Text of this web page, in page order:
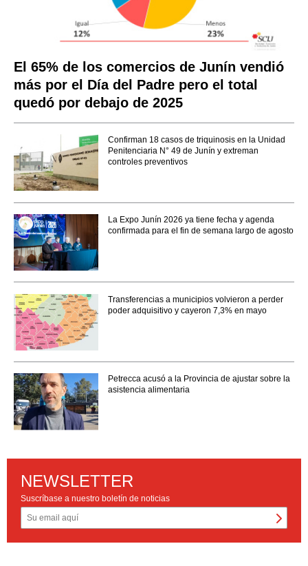
El 65% de los comercios de Junín vendió
más por el Día del Padre pero el total
quedó por debajo de 2025
Confirman 18 casos de triquinosis en la Unidad
Penitenciaria N° 49 de Junín y extreman
controles preventivos
La Expo Junín 2026 ya tiene fecha y agenda
confirmada para el fin de semana largo de agosto
Transferencias a municipios volvieron a perder
poder adquisitivo y cayeron 7,3% en mayo
Petrecca acusó a la Provincia de ajustar sobre la
asistencia alimentaria
NEWSLETTER
Suscríbase a nuestro boletín de noticias